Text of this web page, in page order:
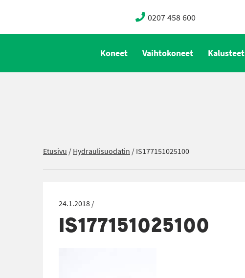
0207 458 600
Koneet Vaihtokoneet Kalusteet
Etusivu /Hydraulisuodatin /IS177151025100
24.1.2018 /
IS177151025100